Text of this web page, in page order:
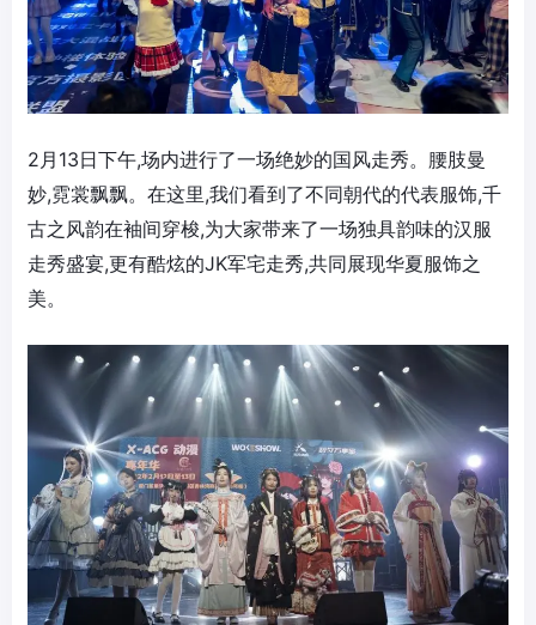
2月13日下午,场内进行了一场绝妙的国风走秀。腰肢曼
妙,霓裳飘飘。在这里,我们看到了不同朝代的代表服饰,千
古之风韵在袖间穿梭,为大家带来了一场独具韵味的汉服
走秀盛宴,更有酷炫的JK军宅走秀,共同展现华夏服饰之
美。